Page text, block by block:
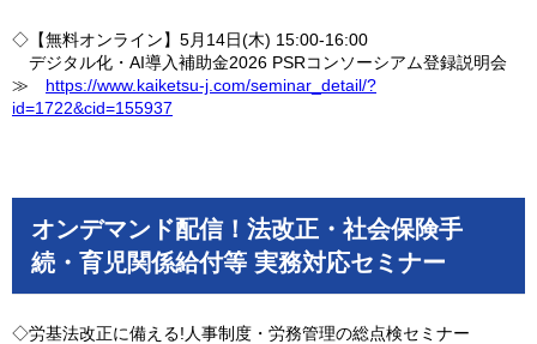
◇【無料オンライン】5月14日(木) 15:00-16:00
デジタル化・AI導入補助金2026 PSRコンソーシアム登録説明会
≫ https://www.kaiketsu-j.com/seminar_detail/?
id=1722&cid=155937
オンデマンド配信！法改正・社会保険手
続・育児関係給付等 実務対応セミナー
◇労基法改正に備える!人事制度・労務管理の総点検セミナー